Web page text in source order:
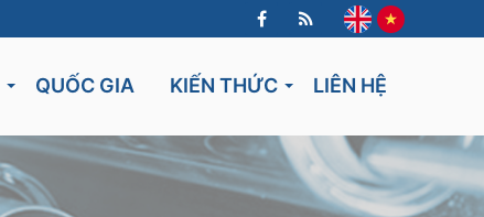
QUỐC GIA KIẾN THỨC LIÊN HỆ